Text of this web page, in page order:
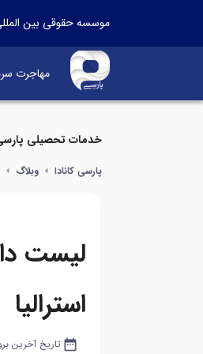
موسسه حقوقی بین
مهاجرت
خدمات تحصیلی
پارسی کانادا وبلاگ
لیست
استرالیا
date_range تاریخ آخرین